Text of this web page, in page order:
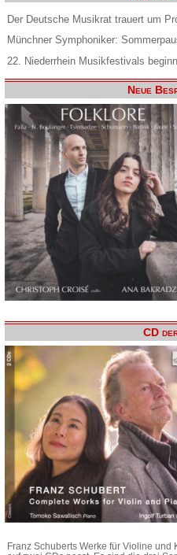
Der Deutsche Musikrat trauert um
Münchner Symphoniker:
22. Niederrhein Musikfestivals
Neue
CD
Franz Schuberts Werke für Violine